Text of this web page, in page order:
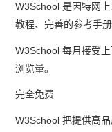
W3School 是因特网
教程、完善的参考手
W3School 每月接受
浏览量。
完全免费
W3School 把提供高